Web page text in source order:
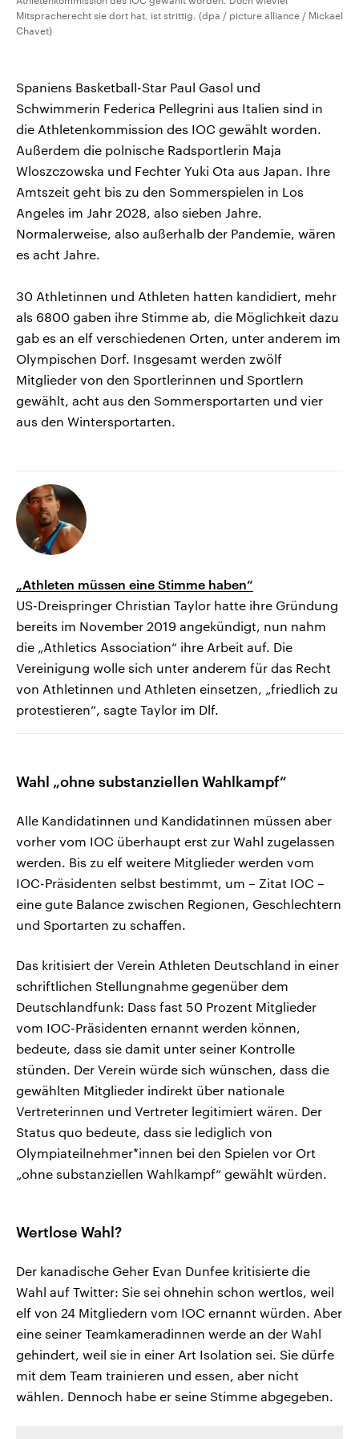
Mitspracherecht sie dort hat, ist strittig. (dpa / picture alliance / Mickael
Chavet)
Spaniens Basketball-Star Paul Gasol und
Schwimmerin Federica Pellegrini aus Italien sind in
die Athletenkommission des IOC gewählt worden.
Außerdem die polnische Radsportlerin Maja
Wloszczowska und Fechter Yuki Ota aus Japan. Ihre
Amtszeit geht bis zu den Sommerspielen in Los
Angeles im Jahr 2028, also sieben Jahre.
Normalerweise, also außerhalb der Pandemie, wären
es acht Jahre.
30 Athletinnen und Athleten hatten kandidiert, mehr
als 6800 gaben ihre Stimme ab, die Möglichkeit dazu
gab es an elf verschiedenen Orten, unter anderem im
Olympischen Dorf. Insgesamt werden zwölf
Mitglieder von den Sportlerinnen und Sportlern
gewählt, acht aus den Sommersportarten und vier
aus den Wintersportarten.
„Athleten müssen eine Stimme haben“
US-Dreispringer Christian Taylor hatte ihre Gründung
bereits im November 2019 angekündigt, nun nahm
die „Athletics Association“ ihre Arbeit auf. Die
Vereinigung wolle sich unter anderem für das Recht
von Athletinnen und Athleten einsetzen, „friedlich zu
protestieren“, sagte Taylor im Dlf.
Wahl „ohne substanziellen Wahlkampf“
Alle Kandidatinnen und Kandidatinnen müssen aber
vorher vom IOC überhaupt erst zur Wahl zugelassen
werden. Bis zu elf weitere Mitglieder werden vom
IOC-Präsidenten selbst bestimmt, um – Zitat IOC –
eine gute Balance zwischen Regionen, Geschlechtern
und Sportarten zu schaffen.
Das kritisiert der Verein Athleten Deutschland in einer
schriftlichen Stellungnahme gegenüber dem
Deutschlandfunk: Dass fast 50 Prozent Mitglieder
vom IOC-Präsidenten ernannt werden können,
bedeute, dass sie damit unter seiner Kontrolle
stünden. Der Verein würde sich wünschen, dass die
gewählten Mitglieder indirekt über nationale
Vertreterinnen und Vertreter legitimiert wären. Der
Status quo bedeute, dass sie lediglich von
Olympiateilnehmer*innen bei den Spielen vor Ort
„ohne substanziellen Wahlkampf“ gewählt würden.
Wertlose Wahl?
Der kanadische Geher Evan Dunfee kritisierte die
Wahl auf Twitter: Sie sei ohnehin schon wertlos, weil
elf von 24 Mitgliedern vom IOC ernannt würden. Aber
eine seiner Teamkameradinnen werde an der Wahl
gehindert, weil sie in einer Art Isolation sei. Sie dürfe
mit dem Team trainieren und essen, aber nicht
wählen. Dennoch habe er seine Stimme abgegeben.